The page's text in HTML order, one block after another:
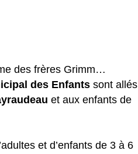
des frères Grimm…
des Enfants sont allés
et aux enfants de
et d’enfants de 3 à 6